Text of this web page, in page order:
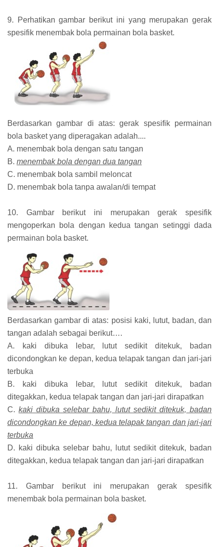
9. Perhatikan gambar berikut ini yang merupakan gerak
spesifik menembak bola permainan bola basket.
Berdasarkan gambar di atas: gerak spesifik permainan
bola basket yang diperagakan adalah....
A. menembak bola dengan satu tangan
B. menembak bola dengan dua tangan
C. menembak bola sambil meloncat
D. menembak bola tanpa awalan/di tempat
10. Gambar berikut ini merupakan gerak spesifik
mengoperkan bola dengan kedua tangan setinggi dada
permainan bola basket.
Berdasarkan gambar di atas: posisi kaki, lutut, badan, dan
tangan adalah sebagai berikut….
A. kaki dibuka lebar, lutut sedikit ditekuk, badan
dicondongkan ke depan, kedua telapak tangan dan jari-jari
terbuka
B. kaki dibuka lebar, lutut sedikit ditekuk, badan
ditegakkan, kedua telapak tangan dan jari-jari dirapatkan
C. kaki dibuka selebar bahu, lutut sedikit ditekuk, badan
dicondongkan ke depan, kedua telapak tangan dan jari-jari
terbuka
D. kaki dibuka selebar bahu, lutut sedikit ditekuk, badan
ditegakkan, kedua telapak tangan dan jari-jari dirapatkan
11. Gambar berikut ini merupakan gerak spesifik
menembak bola permainan bola basket.